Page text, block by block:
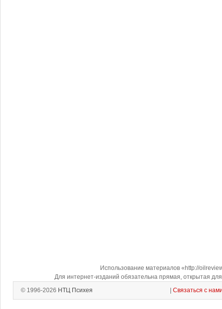
Использование материалов «http://
Для интернет-изданий обязательна прямая, открытая
© 1996-2026 НТЦ Психея Связаться с